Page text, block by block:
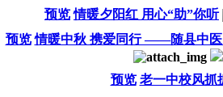
预览 情暖夕阳红 用心“助”你听
预览 情暖中秋 携爱同行 ——随县中医
预览 老一中校风抓